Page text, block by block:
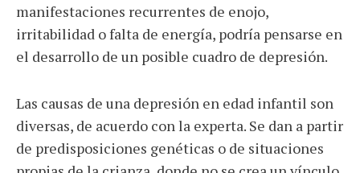
manifestaciones recurrentes de enojo,
irritabilidad o falta de energía, podría pensarse en
el desarrollo de un posible cuadro de depresión.
Las causas de una depresión en edad infantil son
diversas, de acuerdo con la experta. Se dan a partir
de predisposiciones genéticas o de situaciones